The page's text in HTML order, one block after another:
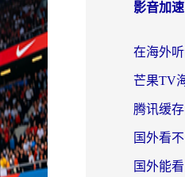
影音加速